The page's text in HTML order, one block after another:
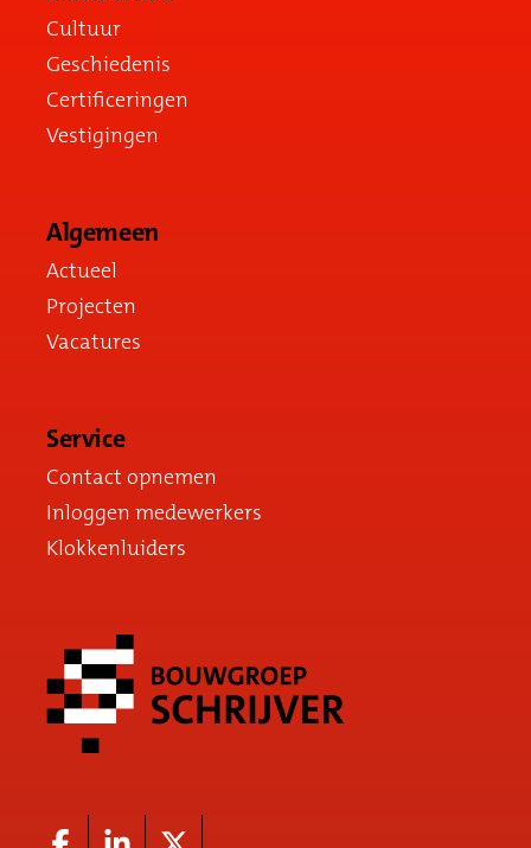
Cultuur
Geschiedenis
Certificeringen
Vestigingen
Algemeen
Actueel
Projecten
Vacatures
Service
Contact opnemen
Inloggen medewerkers
Klokkenluiders